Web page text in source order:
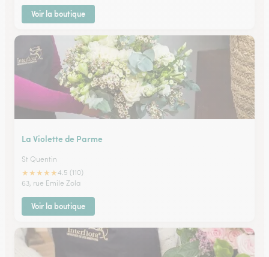
Voir la boutique
La Violette de Parme
St Quentin
★★★★★4.5 (110)
63, rue Emile Zola
Voir la boutique